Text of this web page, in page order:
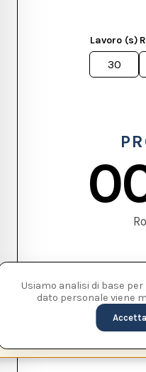
Usiamo analisi di base
dato personale viene
Accetta
Lavoro (s)
Inizia